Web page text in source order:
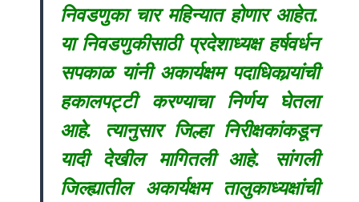
निवडणुका चार महिन्यात होणार आहेत.
या निवडणुकीसाठी प्रदेशाध्यक्ष हर्षवर्धन
सपकाळ यांनी अकार्यक्षम पदाधिकार्‍यांची
हकालपट्टी करण्याचा निर्णय घेतला
आहे. त्यानुसार जिल्हा निरीक्षकांकडून
यादी देखील मागितली आहे. सांगली
जिल्ह्यातील अकार्यक्षम तालुकाध्यक्षांची